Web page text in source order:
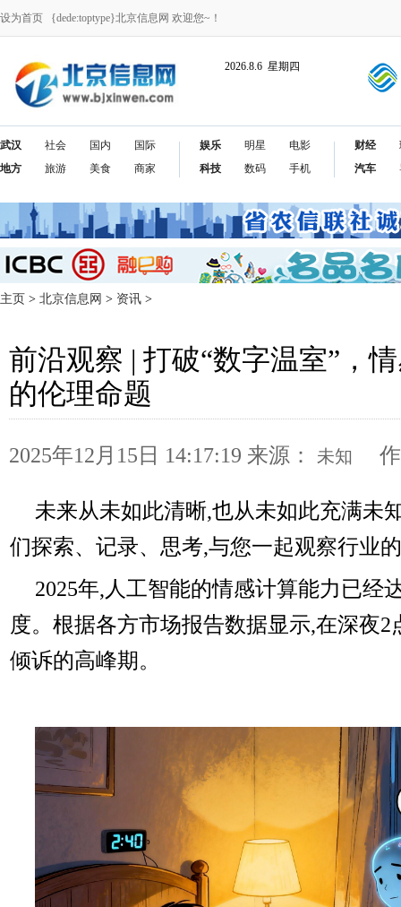
设为首页 {dede:toptype}北京信息网 欢迎您~！
2026.8.6 星期四
武汉
地方
社会
旅游
国内
美食
国际
商家
娱乐
科技
明星
数码
电影
手机
财经
汽车
主页 > 北京信息网 > 资讯 >
前沿观察 | 打破“数字温室”，
的伦理命题
2025年12月15日 14:17:19 来源： 未知
未来从未如此清晰,也从未如此充满未
们探索、记录、思考,与您一起观察行业
2025年,人工智能的情感计算能力已经
度。根据各方市场报告数据显示,在深夜
倾诉的高峰期。